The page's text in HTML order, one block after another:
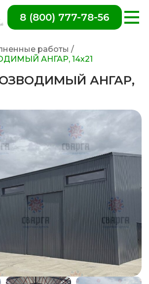
8 (800) 777-78-56
работы /
АНГАР, 14х21
АНГАР,